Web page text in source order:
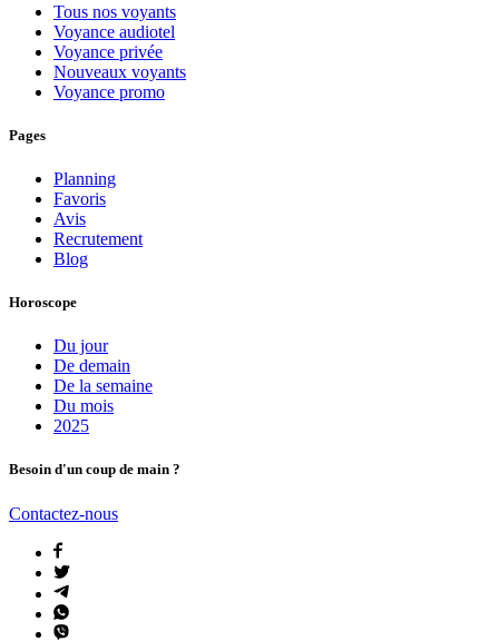
Tous nos voyants
Voyance audiotel
Voyance privée
Nouveaux voyants
Voyance promo
Pages
Planning
Favoris
Avis
Recrutement
Blog
Horoscope
Du jour
De demain
De la semaine
Du mois
2025
Besoin d'un coup de main ?
Contactez-nous